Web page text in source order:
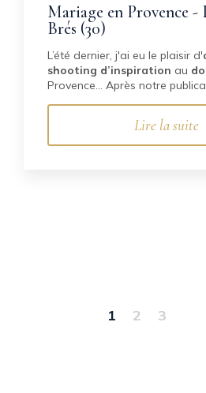
Mariage en Provence -
Brés (30)
L’été dernier, j'ai eu le plaisir d'
shooting d’inspiration au
Provence… Après notre
Lire la suite
1 2 3